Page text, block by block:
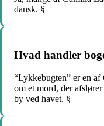
dansk. §
Hvad handler
“Lykkebugten” er en
om et mord, der
by ved havet. §